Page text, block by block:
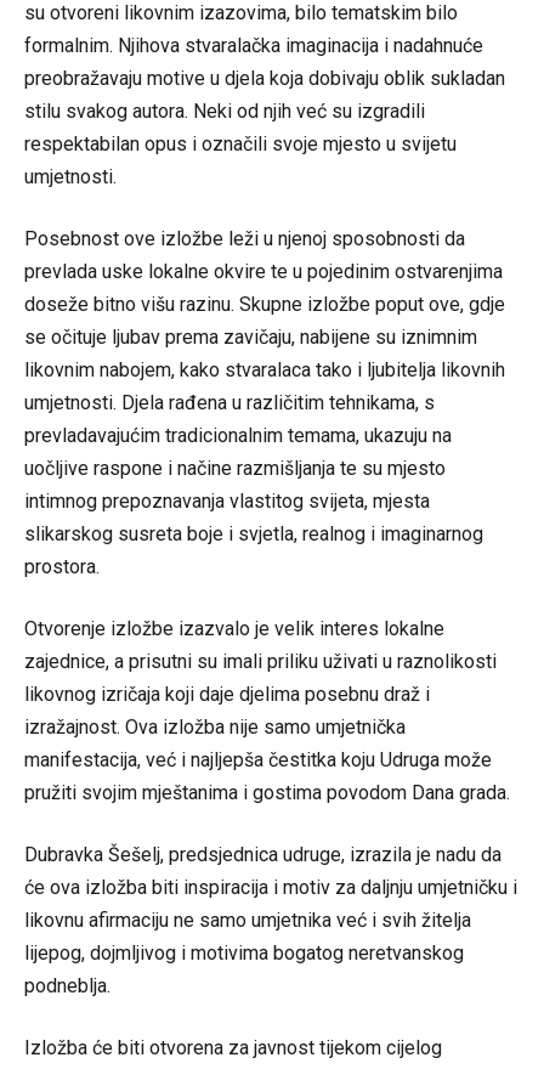
su otvoreni likovnim izazovima, bilo tematskim bilo
formalnim. Njihova stvaralačka imaginacija i nadahnuće
preobražavaju motive u djela koja dobivaju oblik sukladan
stilu svakog autora. Neki od njih već su izgradili
respektabilan opus i označili svoje mjesto u svijetu
umjetnosti.
Posebnost ove izložbe leži u njenoj sposobnosti da
prevlada uske lokalne okvire te u pojedinim ostvarenjima
doseže bitno višu razinu. Skupne izložbe poput ove, gdje
se očituje ljubav prema zavičaju, nabijene su iznimnim
likovnim nabojem, kako stvaralaca tako i ljubitelja likovnih
umjetnosti. Djela rađena u različitim tehnikama, s
prevladavajućim tradicionalnim temama, ukazuju na
uočljive raspone i načine razmišljanja te su mjesto
intimnog prepoznavanja vlastitog svijeta, mjesta
slikarskog susreta boje i svjetla, realnog i imaginarnog
prostora.
Otvorenje izložbe izazvalo je velik interes lokalne
zajednice, a prisutni su imali priliku uživati u raznolikosti
likovnog izričaja koji daje djelima posebnu draž i
izražajnost. Ova izložba nije samo umjetnička
manifestacija, već i najljepša čestitka koju Udruga može
pružiti svojim mještanima i gostima povodom Dana grada.
Dubravka Šešelj, predsjednica udruge, izrazila je nadu da
će ova izložba biti inspiracija i motiv za daljnju umjetničku i
likovnu afirmaciju ne samo umjetnika već i svih žitelja
lijepog, dojmljivog i motivima bogatog neretvanskog
podneblja.
Izložba će biti otvorena za javnost tijekom cijelog